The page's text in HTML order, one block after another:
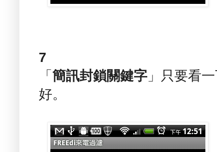
7
「 簡訊封鎖關鍵字 」只要看
好。